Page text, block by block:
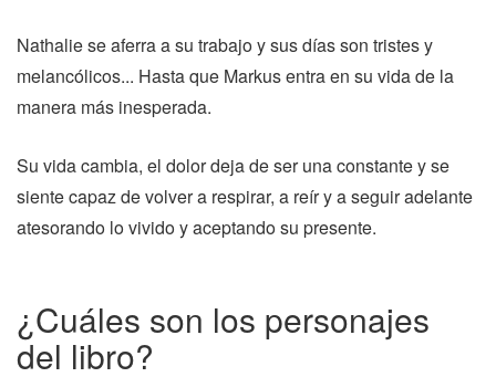
Nathalie se aferra a su trabajo y sus días son tristes y
melancólicos... Hasta que Markus entra en su vida de la
manera más inesperada.
Su vida cambia, el dolor deja de ser una constante y se
siente capaz de volver a respirar, a reír y a seguir adelante
atesorando lo vivido y aceptando su presente.
¿Cuáles son los personajes
del libro?